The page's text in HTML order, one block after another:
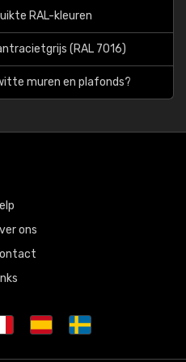
RAL-kleuren
(RAL 7016)
muren en plafonds?
ons